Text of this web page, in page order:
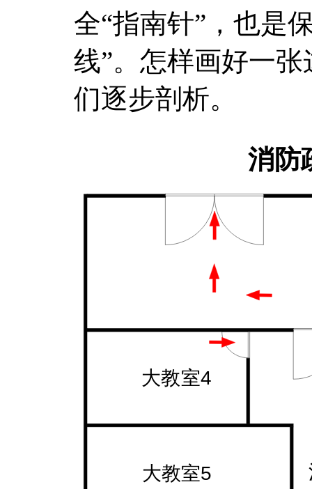
全“指南针”，也是
线”。怎样画好一
们逐步剖析。